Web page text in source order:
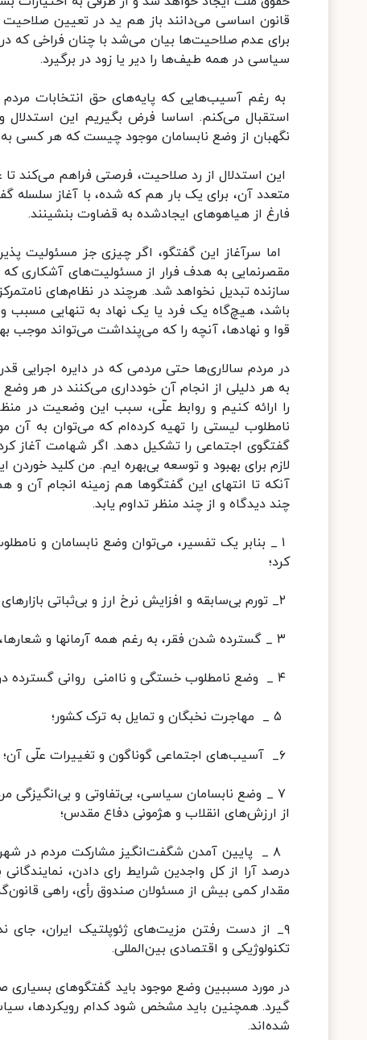
قانون اساسی می‌دانند باز هم ید در تعیین
برای عدم صلاحیت‌ها بیان می‌شد با چنان فراخی که
سیاسی در همه طیف‌ها را دیر یا زود در برگیرد.
به رغم آسیب‌هایی که پایه‌های حق انتخابات مردم
استقبال می‌کنم. اساسا فرض بگیریم این استدلال
نگهبان از وضع نابسامان موجود چیست که هر کسی
این استدلال از رد صلاحیت، فرصتی فراهم می‌کند
متعدد آن، برای یک بار هم که شده، با آغاز سلسله
فارغ از هیاهوهای ایجادشده به قضاوت بنشینند.
اما سرآغاز این گفتگو، اگر چیزی جز مسئولیت
مقصرنمایی به هدف فرار از مسئولیت‌های آشکاری
سازنده تبدیل نخواهد شد. هرچند در نظام‌های
باشد، هیچ‌گاه یک فرد یا یک نهاد به تنهایی مسبب
قوا و نهادها، آنچه را که می‌پنداشت می‌تواند موجب
در مردم سالاری‌ها حتی مردمی که در دایره
به هر دلیلی از انجام آن خودداری می‌کنند در هر
را ارائه کنیم و روابط علّی، سبب این وضعیت در
نامطلوب لیستی را تهیه کرده‌ام که می‌توان به آن
گفتگوی اجتماعی را تشکیل دهد. اگر شهامت آغاز
لازم برای بهبود و توسعه بی‌بهره ایم. من کلید
آنکه تا انتهای این گفتگوها هم زمینه انجام
چند دیدگاه و از چند منظر تداوم یابد.
۱ _ بنابر یک تفسیر، می‌توان وضع نابسامان و
کرد؛
۷ _ وضع نابسامان سیاسی، بی‌تفاوتی و
از ارزش‌های انقلاب و هژمونی دفاع مقدس؛
درصد آرا از کل واجدین شرایط رای دادن،
مقدار کمی بیش از مسئولان صندوق رأی، راهی
۹_ از دست رفتن مزیت‌های ژئوپلتیک ایران، جای
تکنولوژیکی و اقتصادی بین‌المللی.
در مورد مسببین وضع موجود باید گفتگوهای بسیاری
گیرد. همچنین باید مشخص شود کدام رویکردها،
شده‌اند.